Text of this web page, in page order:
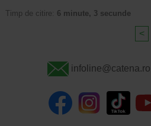
Timp de citire: 6 minute, 3 secunde
<
infoline@catena.ro